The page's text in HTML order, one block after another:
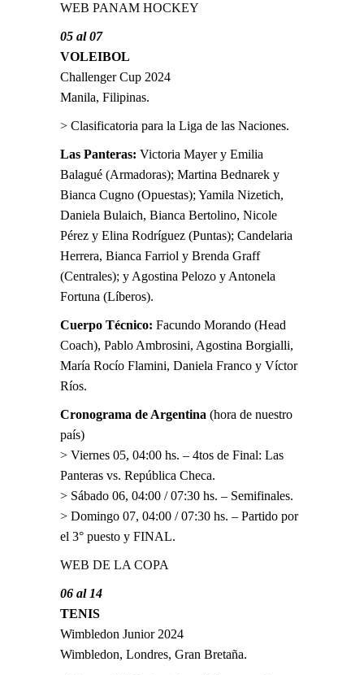
WEB PANAM HOCKEY
05 al 07
VOLEIBOL
Challenger Cup 2024
Manila, Filipinas.
> Clasificatoria para la Liga de las Naciones.
Las Panteras: Victoria Mayer y Emilia
Balagué (Armadoras); Martina Bednarek y
Bianca Cugno (Opuestas); Yamila Nizetich,
Daniela Bulaich, Bianca Bertolino, Nicole
Pérez y Elina Rodríguez (Puntas); Candelaria
Herrera, Bianca Farriol y Brenda Graff
(Centrales); y Agostina Pelozo y Antonela
Fortuna (Líberos).
Cuerpo Técnico: Facundo Morando (Head
Coach), Pablo Ambrosini, Agostina Borgialli,
María Rocío Flamini, Daniela Franco y Víctor
Ríos.
Cronograma de Argentina (hora de nuestro
país)
> Viernes 05, 04:00 hs. – 4tos de Final: Las
Panteras vs. República Checa.
> Sábado 06, 04:00 / 07:30 hs. – Semifinales.
> Domingo 07, 04:00 / 07:30 hs. – Partido por
el 3° puesto y FINAL.
WEB DE LA COPA
06 al 14
TENIS
Wimbledon Junior 2024
Wimbledon, Londres, Gran Bretaña.